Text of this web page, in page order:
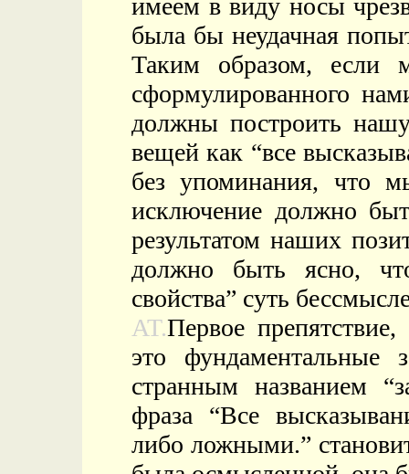
имеем в виду носы
была бы неудачная
Таким образом, если
сформулированного
должны построить
вещей как “все
без упоминания, что
исключение должно
результатом наших
должно быть ясно,
свойства” суть
AT.Первое
это фундаментальные
странным названием
фраза “Все
либо ложными.”